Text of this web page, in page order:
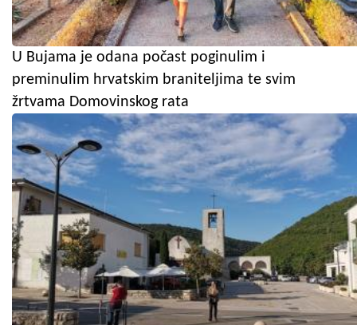
U Bujama je odana počast poginulim i
preminulim hrvatskim braniteljima te svim
žrtvama Domovinskog rata